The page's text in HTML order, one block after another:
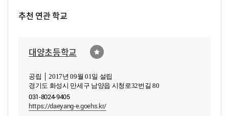
추천 연관 학교
대양초등학교
공립 │ 2017년 09월 01일 설립
경기도 화성시 만세구 남양읍 시청로32번길 80
031-8024-9405
https://daeyang-e.goehs.kr/